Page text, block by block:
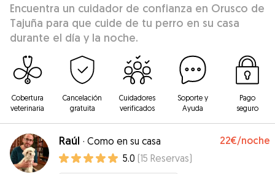
Encuentra un cuidador de confianza en Orusco de
Tajuña para que cuide de tu perro en su casa
durante el día y la noche.
Cobertura
veterinaria
Cancelación
gratuita
Cuidadores
verificados
Soporte y
Ayuda
Pago
seguro
Raúl · Como en su casa 22€/noche
5.0 (15 Reservas)